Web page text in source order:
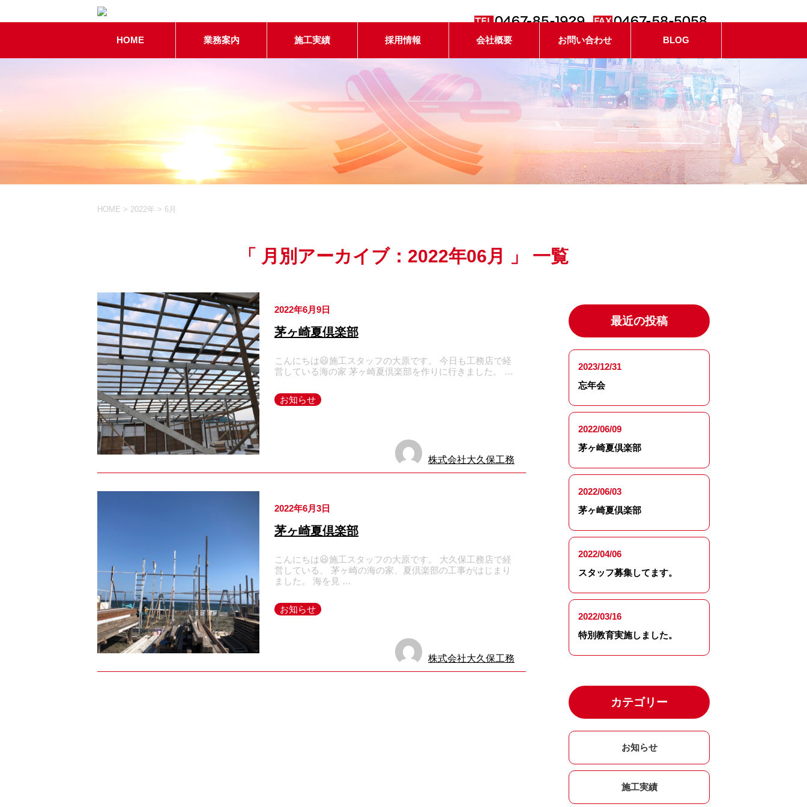
HOME 業務案内 施工実績 採用情報 会社概要 お問い合わせ BLOG
HOME > 2022年 > 6月
「 月別アーカイブ：2022年06月 」 一覧
2022年6月9日
茅ヶ崎夏倶楽部
こんにちは😃施工スタッフの大原です。 今日も工務店で経
営している海の家 茅ヶ崎夏倶楽部を作りに行きました。 …
株式会社大久保工務
店
お知らせ
2022年6月3日
茅ヶ崎夏倶楽部
こんにちは😃施工スタッフの大原です。 大久保工務店で経
営している、 茅ヶ崎の海の家、夏倶楽部の工事がはじまり
ました。 海を見 …
株式会社大久保工務
店
お知らせ
最近の投稿
2023/12/31
忘年会
2022/06/09
茅ヶ崎夏倶楽部
2022/06/03
茅ヶ崎夏倶楽部
2022/04/06
スタッフ募集してます。
2022/03/16
特別教育実施しました。
カテゴリー
お知らせ
施工実績